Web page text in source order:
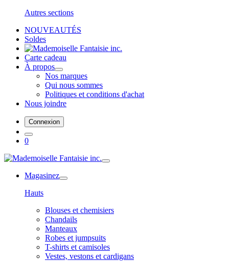
Autres sections
NOUVEAUTÉS
Soldes
Carte cadeau
À propos
Nos marques
Qui nous sommes
Politiques et conditions d'achat
Nous joindre
Connexion
0
Magasinez
Hauts
Blouses et chemisiers
Chandails
Manteaux
Robes et jumpsuits
T-shirts et camisoles
Vestes, vestons et cardigans